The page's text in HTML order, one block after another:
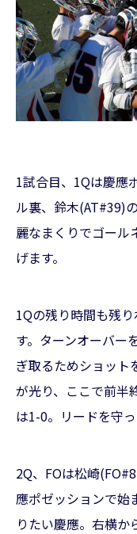
1試合目、1Qは慶應
ル裏、鈴木(AT#39)
麗なまくりでゴール
げます。
1Qの残り時間も残
す。ターンオーバー
ぎ取るためショット
が光り、ここで前半
は1-0。リードを守
2Q、FOは松崎
應ポゼッションで始
りたい慶應。右横